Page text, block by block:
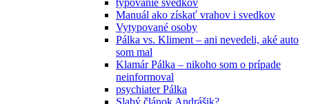
Manuál ako získať vrahov i svedkov
Vytypované osoby
Pálka vs. Kliment – ani nevedeli, aké auto
som mal
Klamár Pálka – nikoho som o prípade
neinformoval
psychiater Pálka
Slabý článok Andrášik?